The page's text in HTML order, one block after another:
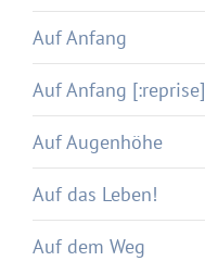
Auf Anfang
Auf Anfang [:reprise]
Auf Augenhöhe
Auf das Leben!
Auf dem Weg